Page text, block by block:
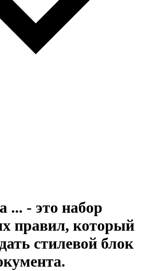
... - это набор
правил, который
стилевой блок